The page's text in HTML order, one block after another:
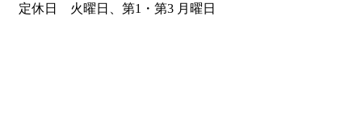
定休日 火曜日、第1・第3 月曜日